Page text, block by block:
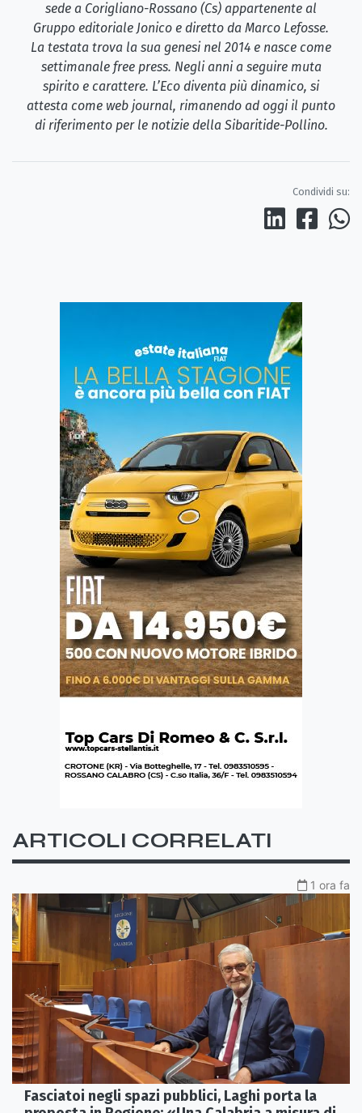
sede a Corigliano-Rossano (Cs) appartenente al
Gruppo editoriale Jonico e diretto da Marco Lefosse.
La testata trova la sua genesi nel 2014 e nasce come
settimanale free press. Negli anni a seguire muta
spirito e carattere. L’Eco diventa più dinamico, si
attesta come web journal, rimanendo ad oggi il punto
di riferimento per le notizie della Sibaritide-Pollino.
Condividi su:
ARTICOLI CORRELATI
1 ora fa
Fasciatoi negli spazi pubblici, Laghi porta la